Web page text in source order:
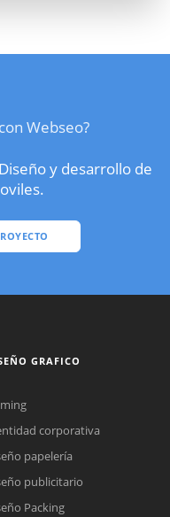
Webseo?
y desarrollo de
GRAFICO
corporativa
papelería
publicitario
Packing